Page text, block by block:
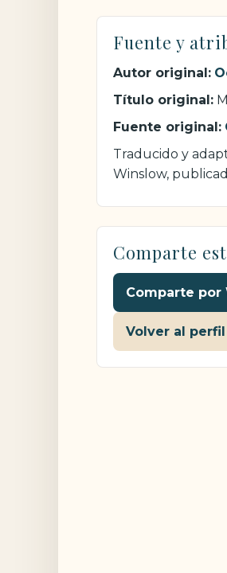
Fuente y
Autor original:
Título original:
Fuente original:
Traducido y
Winslow,
Comparte
Comparte por
Volver al